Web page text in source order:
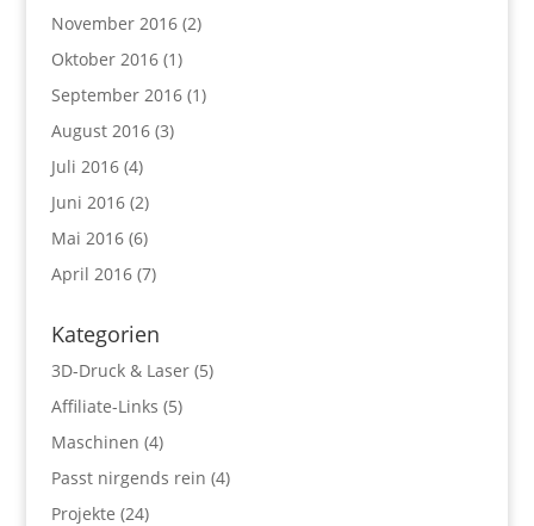
November 2016(2)
Oktober 2016(1)
September 2016(1)
August 2016(3)
Juli 2016(4)
Juni 2016(2)
Mai 2016(6)
April 2016(7)
Kategorien
3D-Druck & Laser(5)
Affiliate-Links (5)
Maschinen (4)
Passt nirgends rein (4)
Projekte (24)